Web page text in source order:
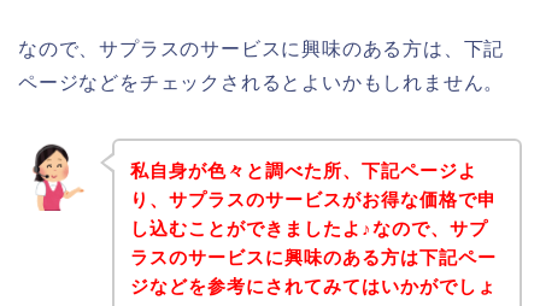
なので、サプラスのサービスに興味のある方は、下記
ページなどをチェックされるとよいかもしれません。
私自身が色々と調べた所、下記ページよ
り、サプラスのサービスがお得な価格で申
し込むことができましたよ♪なので、サプ
ラスのサービスに興味のある方は下記ペー
ジなどを参考にされてみてはいかがでしょ